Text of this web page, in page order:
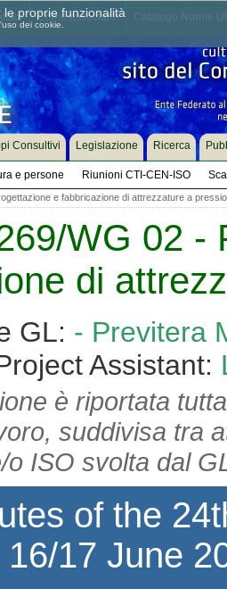
Come associarsi
e persone Riunioni CTI-CEN-ISO
Consultivi Legislazione Ricerca
e fabbricazione di attrezzature a
WG 02 -
di
GL: - Previtera
Assistant:
è riportata
suddivisa tra
ISO svolta dal
of the
17 June
proprie funzionalità
dei cookie.